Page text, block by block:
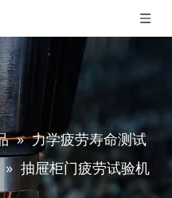
» 力学疲劳寿命测试
» 抽屉柜门疲劳试验机